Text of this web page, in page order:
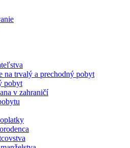
na trvalý a prechodný pobyt
pobyt
v zahraničí